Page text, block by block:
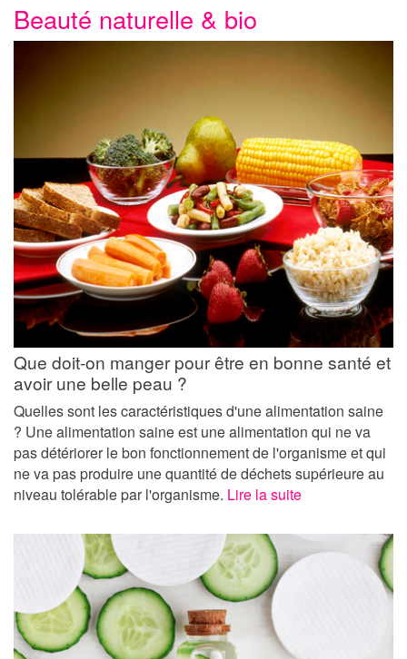
Beauté naturelle & bio
Que doit-on manger pour être en bonne santé et
avoir une belle peau ?
Quelles sont les caractéristiques d'une alimentation saine
? Une alimentation saine est une alimentation qui ne va
pas détériorer le bon fonctionnement de l'organisme et qui
ne va pas produire une quantité de déchets supérieure au
niveau tolérable par l'organisme. Lire la suite